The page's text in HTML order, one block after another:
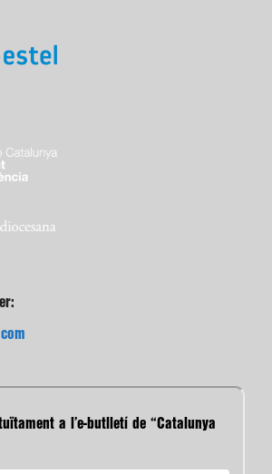
a l’e-butlletí de “Catalunya